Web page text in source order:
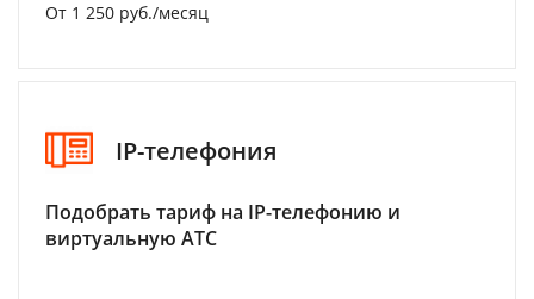
От 1 250 руб./месяц
IP-телефония
Подобрать тариф на IP-телефонию и
виртуальную АТС